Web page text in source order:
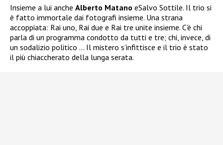
Insieme a lui anche Alberto Matano eSalvo Sottile. Il trio si
è fatto immortale dai fotografi insieme. Una strana
accoppiata: Rai uno, Rai due e Rai tre unite insieme. C’è chi
parla di un programma condotto da tutti e tre; chi, invece, di
un sodalizio politico … Il mistero s’infittisce e il trio è stato
il più chiaccherato della lunga serata.